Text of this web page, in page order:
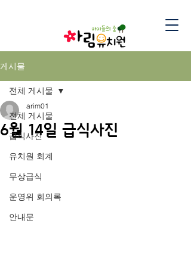
게시물
전체 게시물
급식사진
유치원 회계
무상급식
운영위 회의록
안내문
전체 게시물
6월 14일 급식사진
arim01